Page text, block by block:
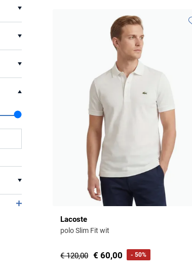
Lacoste
polo Slim Fit wit
€ 120,00 € 60,00 - 50%